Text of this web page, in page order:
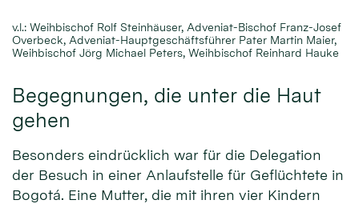
v.l.: Weihbischof Rolf Steinhäuser, Adveniat-Bischof Franz-Josef
Overbeck, Adveniat-Hauptgeschäftsführer Pater Martin Maier,
Weihbischof Jörg Michael Peters, Weihbischof Reinhard Hauke
Begegnungen, die unter die Haut
gehen
Besonders eindrücklich war für die Delegation
der Besuch in einer Anlaufstelle für Geflüchtete in
Bogotá. Eine Mutter, die mit ihren vier Kindern